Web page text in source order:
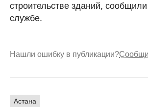
строительстве зданий,
службе.
Нашли ошибку в публикации?
Астана